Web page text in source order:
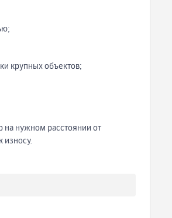
крупных объектов;
на нужном расстоянии от
износу.